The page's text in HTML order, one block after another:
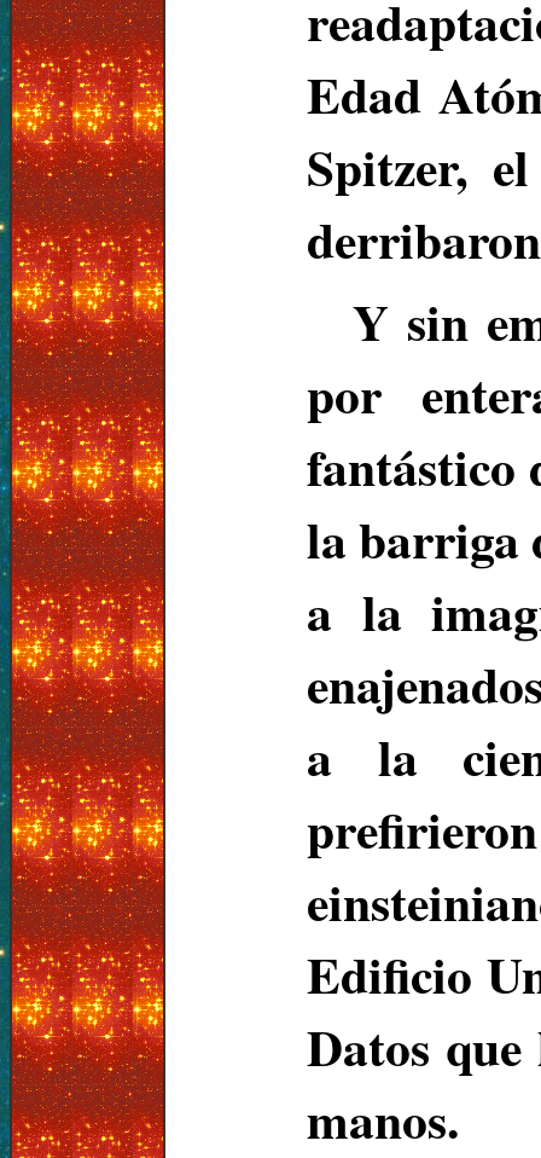
Edad
Spitzer,
Y sin
por
fantástico
la barriga
a la
a la
Edificio
Datos
manos.